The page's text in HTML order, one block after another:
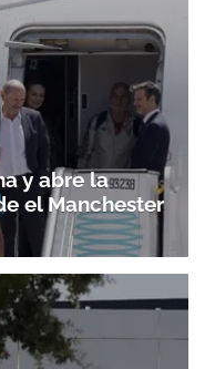
y abre la
el Manchester